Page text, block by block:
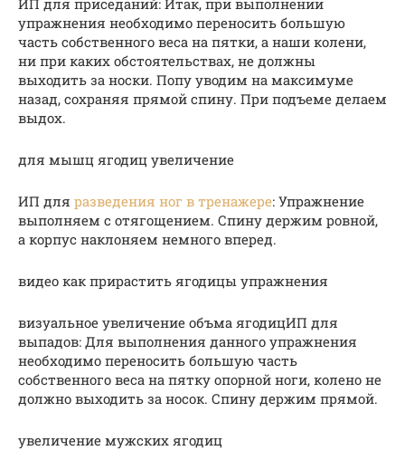
ИП для приседаний: Итак, при выполнении
упражнения необходимо переносить большую
часть собственного веса на пятки, а наши колени,
ни при каких обстоятельствах, не должны
выходить за носки. Попу уводим на максимуме
назад, сохраняя прямой спину. При подъеме делаем
выдох.
для мышц ягодиц увеличение
ИП для разведения ног в тренажере: Упражнение
выполняем с отягощением. Спину держим ровной,
а корпус наклоняем немного вперед.
видео как прирастить ягодицы упражнения
визуальное увеличение объма ягодицИП для
выпадов: Для выполнения данного упражнения
необходимо переносить большую часть
собственного веса на пятку опорной ноги, колено не
должно выходить за носок. Спину держим прямой.
увеличение мужских ягодиц